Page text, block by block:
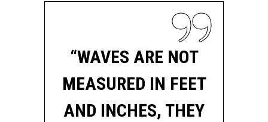
“WAVES ARE NOT
MEASURED IN FEET
AND INCHES, THEY